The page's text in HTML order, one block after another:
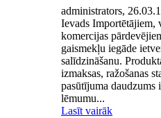
administrators,
Ievads Importētājiem,
komercijas
gaismekļu iegāde
salīdzināšanu.
izmaksas, ražošanas
pasūtījuma daudzums
lēmumu...
Lasīt vairāk